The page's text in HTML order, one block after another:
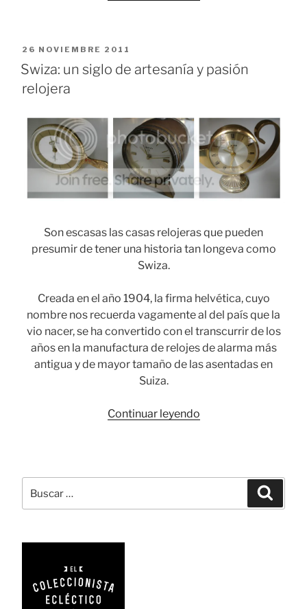
sereno»
PUBLICADO
EL
26 NOVIEMBRE 2011
Swiza: un siglo de artesanía y pasión
relojera
Son escasas las casas relojeras que pueden
presumir de tener una historia tan longeva como
Swiza.
Creada en el año 1904, la firma helvética, cuyo
nombre nos recuerda vagamente al del país que la
vio nacer, se ha convertido con el transcurrir de los
años en la manufactura de relojes de alarma más
antigua y de mayor tamaño de las asentadas en
Suiza.
Continuar leyendo«Swiza:
artesanía
pasión
por: